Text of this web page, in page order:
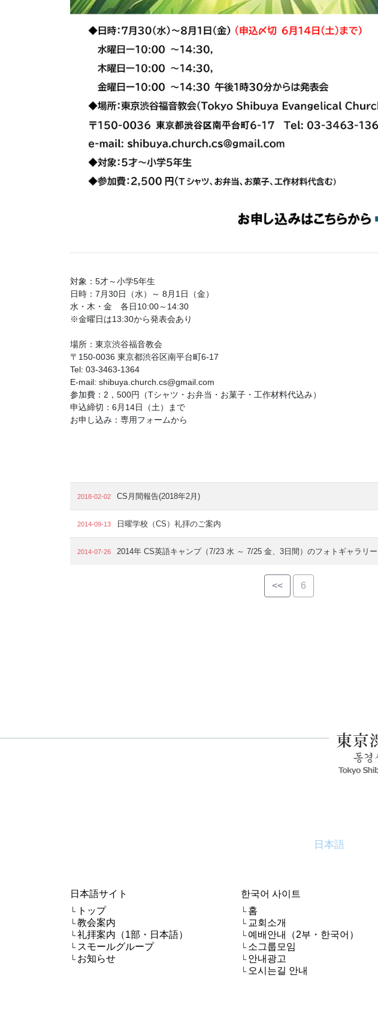
対象：5才～小学5年生
日時：7月30日（水）～ 8月1日（金）
水・木・金 各日10:00～14:30
※金曜日は13:30から発表会あり
場所：東京渋谷福音教会
〒150-0036 東京都渋谷区南平台町6-17
Tel: 03-3463-1364
E-mail: shibuya.church.cs@gmail.com
参加費：2，500円（Tシャツ・お弁当・お菓子・工作材料代込み）
申込締切：6月14日（土）まで
お申し込み：専用フォームから
2018-02-02 CS月間報告(2018年2月)
2014-09-13 日曜学校（CS）礼拝のご案内
2014-07-26 2014年 CS英語キャンプ（7/23 水 ～ 7/25 金、3日間）のフォトギャラリー
<< 6
日本語
日本語サイト
└ トップ
└教会案内
└礼拝案内（1部・日本語）
└ スモールグループ
└ お知らせ
한국어 사이트
└ 홈
└ 교회소개
└ 예배안내（2부・한국어）
└ 소그룹모임
└ 안내광고
└ 오시는길 안내